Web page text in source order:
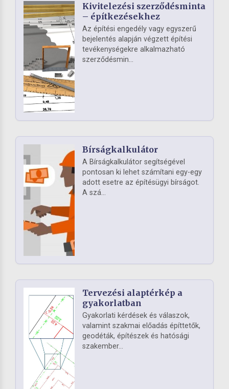
Kivitelezési szerződésminta
– építkezésekhez
Az építési engedély vagy egyszerű
bejelentés alapján végzett építési
tevékenységekre alkalmazható
szerződésmin...
Bírságkalkulátor
A Bírságkalkulátor segítségével
pontosan ki lehet számítani egy-egy
adott esetre az építésügyi bírságot.
A szá...
Tervezési alaptérkép a
gyakorlatban
Gyakorlati kérdések és válaszok,
valamint szakmai előadás építtetők,
geodéták, építészek és hatósági
szakember...